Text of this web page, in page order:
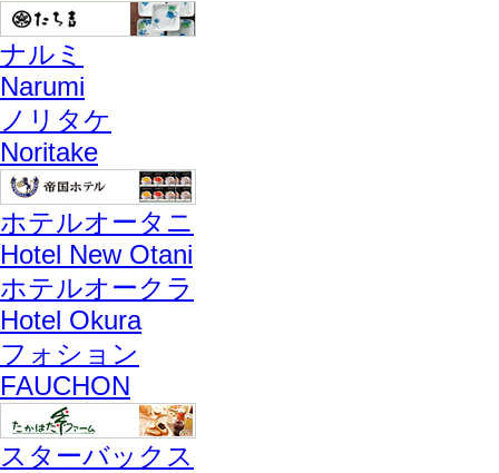
ナルミ
Narumi
ノリタケ
Noritake
ホテルオータニ
Hotel New Otani
ホテルオークラ
Hotel Okura
フォション
FAUCHON
スターバックス